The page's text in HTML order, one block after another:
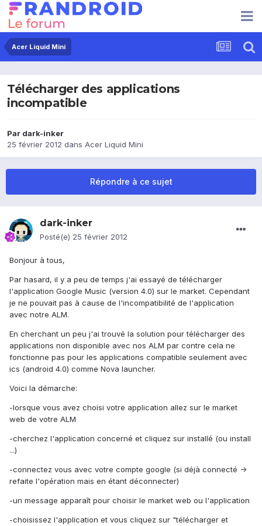
Acer Liquid Mini
Télécharger des applications
incompatible
Par dark-inker
25 février 2012 dans Acer Liquid Mini
Répondre à ce sujet
dark-inker
Posté(e) 25 février 2012
Bonjour à tous,
Par hasard, il y a peu de temps j'ai essayé de télécharger
l'application Google Music (version 4.0) sur le market. Cependant
je ne pouvait pas à cause de l'incompatibilité de l'application
avec notre ALM.
En cherchant un peu j'ai trouvé la solution pour télécharger des
applications non disponible avec nos ALM par contre cela ne
fonctionne pas pour les applications compatible seulement avec
ics (android 4.0) comme Nova launcher.
Voici la démarche:
-lorsque vous avez choisi votre application allez sur le market
web de votre ALM
-cherchez l'application concerné et cliquez sur installé (ou install
...)
-connectez vous avec votre compte google (si déjà connecté ->
refaite l'opération mais en étant déconnecter)
-un message apparaît pour choisir le market web ou l'application
-choisissez l'application et vous cliquez sur "télécharger et